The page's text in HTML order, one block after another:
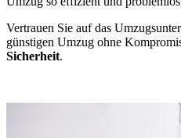
Vertrauen Sie auf das
günstigen Umzug ohne
Sicherheit.